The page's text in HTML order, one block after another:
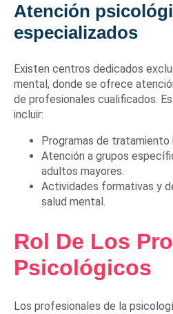
Atención
especializados
Existen centros dedicados
mental, donde se ofrece
de profesionales cualificados.
incluir:
Programas de tratamiento
Atención a grupos
adultos mayores.
Actividades formativas y
salud mental.
Rol De Los
Psicológicos
Los profesionales de la